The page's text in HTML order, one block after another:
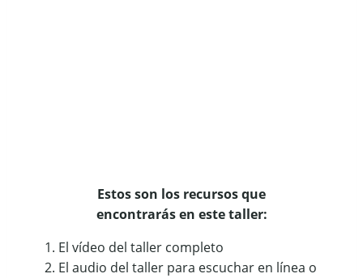
Estos son los recursos que
encontrarás en este taller:
El vídeo del taller completo
El audio del taller para escuchar en línea o